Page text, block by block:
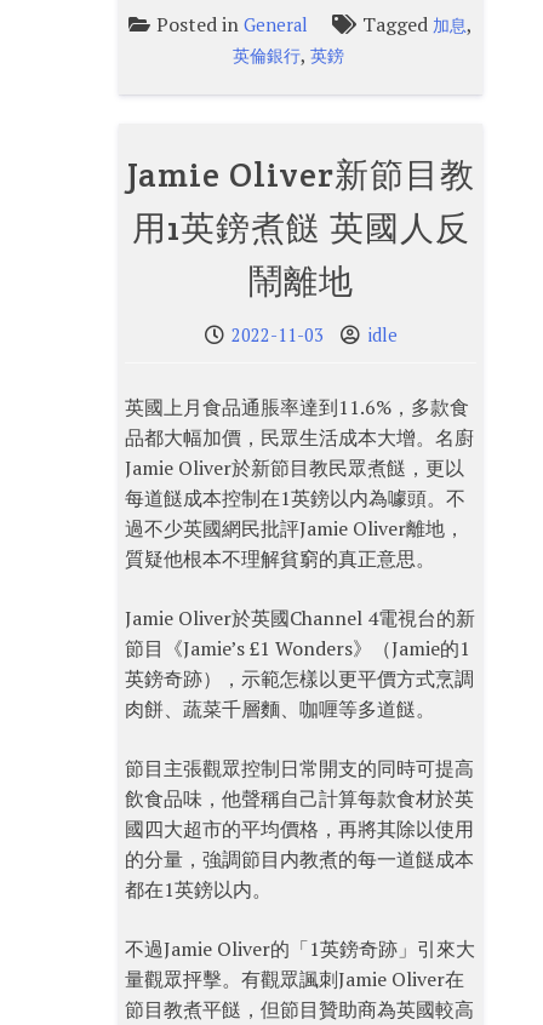
Posted inGeneral Tagged 加息,
英倫銀行,英鎊
Jamie Oliver新節目教
用1英鎊煮餸 英國人反
鬧離地
2022-11-03 idle
英國上月食品通脹率達到11.6%，多款食
品都大幅加價，民眾生活成本大增。名廚
Jamie Oliver於新節目教民眾煮餸，更以
每道餸成本控制在1英鎊以内為噱頭。不
過不少英國網民批評Jamie Oliver離地，
質疑他根本不理解貧窮的真正意思。
Jamie Oliver於英國Channel 4電視台的新
節目《Jamie’s £1 Wonders》（Jamie的1
英鎊奇跡），示範怎樣以更平價方式烹調
肉餅、蔬菜千層麵、咖喱等多道餸。
節目主張觀眾控制日常開支的同時可提高
飲食品味，他聲稱自己計算每款食材於英
國四大超市的平均價格，再將其除以使用
的分量，強調節目内教煮的每一道餸成本
都在1英鎊以内。
不過Jamie Oliver的「1英鎊奇跡」引來大
量觀眾抨擊。有觀眾諷刺Jamie Oliver在
節目教煮平餸，但節目贊助商為英國較高